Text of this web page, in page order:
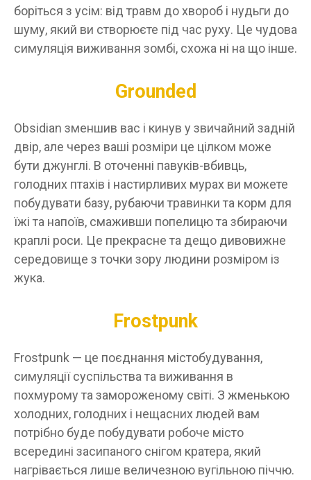
боріться з усім: від травм до хвороб і нудьги до
шуму, який ви створюєте під час руху. Це чудова
симуляція виживання зомбі, схожа ні на що інше.
Grounded
Obsidian зменшив вас і кинув у звичайний задній
двір, але через ваші розміри це цілком може
бути джунглі. В оточенні павуків-вбивць,
голодних птахів і настирливих мурах ви можете
побудувати базу, рубаючи травинки та корм для
їжі та напоїв, смаживши попелицю та збираючи
краплі роси. Це прекрасне та дещо дивовижне
середовище з точки зору людини розміром із
жука.
Frostpunk
Frostpunk — це поєднання містобудування,
симуляції суспільства та виживання в
похмурому та замороженому світі. З жменькою
холодних, голодних і нещасних людей вам
потрібно буде побудувати робоче місто
всередині засипаного снігом кратера, який
нагрівається лише величезною вугільною піччю.